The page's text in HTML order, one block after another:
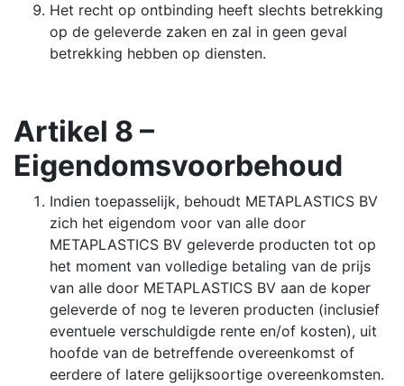
Het recht op ontbinding heeft slechts betrekking
op de geleverde zaken en zal in geen geval
betrekking hebben op diensten.
Artikel 8 –
Eigendomsvoorbehoud
Indien toepasselijk, behoudt METAPLASTICS BV
zich het eigendom voor van alle door
METAPLASTICS BV geleverde producten tot op
het moment van volledige betaling van de prijs
van alle door METAPLASTICS BV aan de koper
geleverde of nog te leveren producten (inclusief
eventuele verschuldigde rente en/of kosten), uit
hoofde van de betreffende overeenkomst of
eerdere of latere gelijksoortige overeenkomsten.